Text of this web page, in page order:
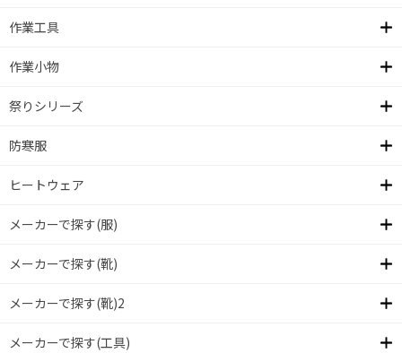
作業工具
作業小物
祭りシリーズ
防寒服
ヒートウェア
メーカーで探す(服)
メーカーで探す(靴)
メーカーで探す(靴)2
メーカーで探す(工具)